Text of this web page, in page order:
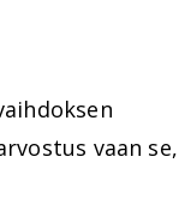
vaan se,